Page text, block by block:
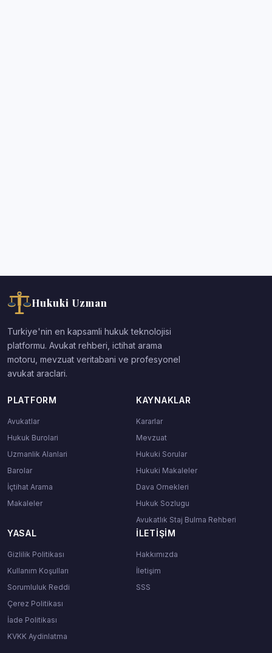
Hukuki Uzman
Turkiye'nin en kapsamli hukuk teknolojisi
platformu. Avukat rehberi, ictihat arama
motoru, mevzuat veritabani ve profesyonel
avukat araclari.
PLATFORM
Avukatlar
Hukuk Burolari
Uzmanlik Alanlari
Barolar
İçtihat Arama
Makaleler
KAYNAKLAR
Kararlar
Mevzuat
Hukuki Sorular
Hukuki Makaleler
Dava Ornekleri
Hukuk Sozlugu
Avukatlık Staj Bulma Rehberi
YASAL
Gizlilik Politikası
Kullanım Koşulları
Sorumluluk Reddi
Çerez Politikası
İade Politikası
KVKK Aydinlatma
İLETIŞIM
Hakkımızda
İletişim
SSS